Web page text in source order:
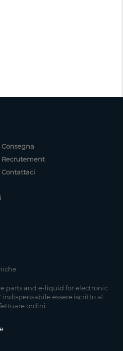
Consegna
Recrutement
Contattaci
parts and e-liquid for electronic
essere iscritto al
ordini